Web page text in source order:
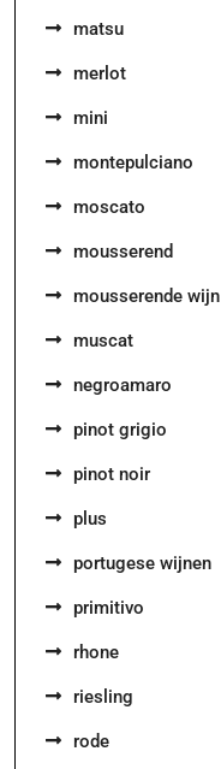
matsu
merlot
mini
montepulciano
moscato
mousserend
mousserende wijn
muscat
negroamaro
pinot grigio
pinot noir
plus
portugese wijnen
primitivo
rhone
riesling
rode